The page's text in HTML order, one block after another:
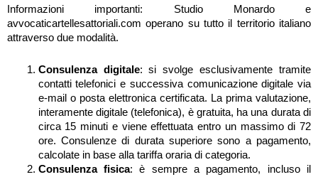
Informazioni importanti: Studio Monardo e
avvocaticartellesattoriali.com operano su tutto il territorio italiano
attraverso due modalità.
Consulenza digitale: si svolge esclusivamente tramite
contatti telefonici e successiva comunicazione digitale via
e-mail o posta elettronica certificata. La prima valutazione,
interamente digitale (telefonica), è gratuita, ha una durata di
circa 15 minuti e viene effettuata entro un massimo di 72
ore. Consulenze di durata superiore sono a pagamento,
calcolate in base alla tariffa oraria di categoria.
Consulenza fisica: è sempre a pagamento, incluso il